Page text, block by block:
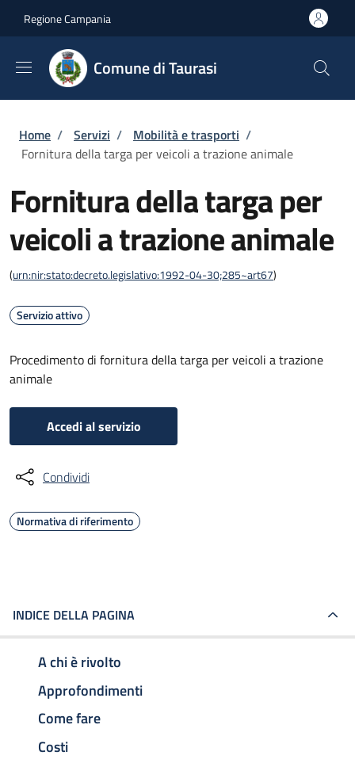
Regione Campania
Comune di Taurasi
Briciole di pane
Home / Servizi / Mobilità e trasporti /
Fornitura della targa per veicoli a trazione animale
Fornitura della targa per
veicoli a trazione animale
(urn:nir:stato:decreto.legislativo:1992-04-30;285~art67)
Servizio attivo
Procedimento di fornitura della targa per veicoli a trazione
animale
Accedi al servizio
Condividi
Normativa di riferimento
INDICE DELLA PAGINA
A chi è rivolto
Approfondimenti
Come fare
Costi